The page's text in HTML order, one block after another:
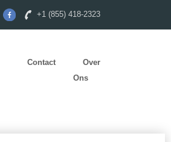
+1 (855) 418-2323
Contact
Over
Ons